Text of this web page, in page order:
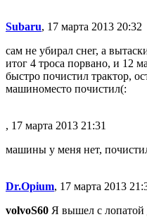
Subaru, 17 марта 2013 20:32
сам не убирал снег, а
итог 4 троса порвано, и 12
быстро почистил трактор,
машиноместо почистил(:
, 17 марта 2013 21:31
машины у меня нет,
Dr.Opium, 17 марта 2013
volvoS60 Я вышел с лопатой